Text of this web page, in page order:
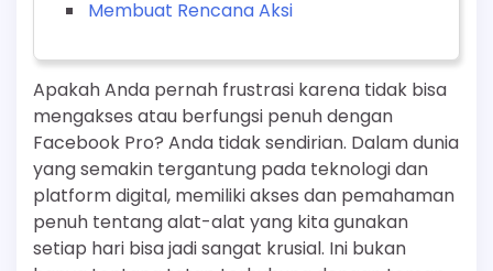
Membuat Rencana Aksi
Apakah Anda pernah frustrasi karena tidak bisa
mengakses atau berfungsi penuh dengan
Facebook Pro? Anda tidak sendirian. Dalam dunia
yang semakin tergantung pada teknologi dan
platform digital, memiliki akses dan pemahaman
penuh tentang alat-alat yang kita gunakan
setiap hari bisa jadi sangat krusial. Ini bukan